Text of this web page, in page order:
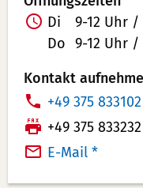
Di
9-12 Uhr /
Do 9-12 Uhr /
Kontakt
T
e
l
+49 375 833102
F
a
+49 375 833232
E-Mail *